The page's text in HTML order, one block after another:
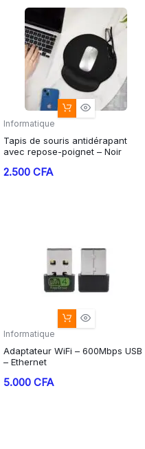
Informatique
Tapis de souris antidérapant
avec repose-poignet – Noir
2.500 CFA
Informatique
Adaptateur WiFi – 600Mbps USB
– Ethernet
5.000 CFA